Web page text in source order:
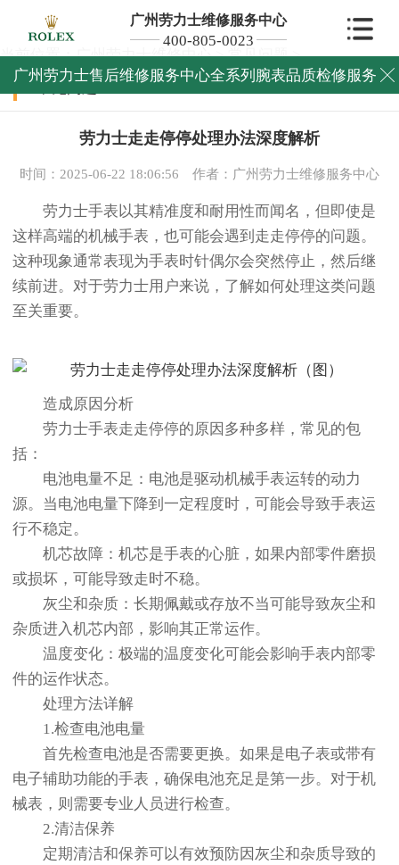
广州劳力士维修服务中心
400-805-0023
广州劳力士售后维修服务中心全系列腕表品质检修服务 
当前位置：广州劳力士维修中心>常见问题>
常见问题
劳力士走走停停处理办法深度解析
时间：2025-06-22 18:06:56 作者：广州劳力士维修服务中心
劳力士手表以其精准度和耐用性而闻名，但即使是
这样高端的机械手表，也可能会遇到走走停停的问题。
这种现象通常表现为手表时针偶尔会突然停止，然后继
续前进。对于劳力士用户来说，了解如何处理这类问题
至关重要。
造成原因分析
劳力士手表走走停停的原因多种多样，常见的包
括：
电池电量不足：电池是驱动机械手表运转的动力
源。当电池电量下降到一定程度时，可能会导致手表运
行不稳定。
机芯故障：机芯是手表的心脏，如果内部零件磨损
或损坏，可能导致走时不稳。
灰尘和杂质：长期佩戴或存放不当可能导致灰尘和
杂质进入机芯内部，影响其正常运作。
温度变化：极端的温度变化可能会影响手表内部零
件的运作状态。
处理方法详解
1.检查电池电量
首先检查电池是否需要更换。如果是电子表或带有
电子辅助功能的手表，确保电池充足是第一步。对于机
械表，则需要专业人员进行检查。
2.清洁保养
定期清洁和保养可以有效预防因灰尘和杂质导致的